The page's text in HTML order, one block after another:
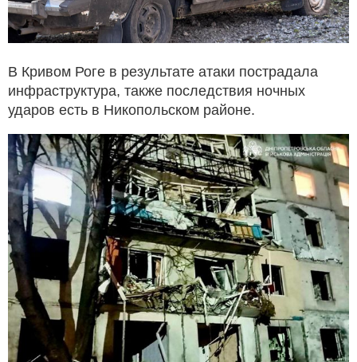
В Кривом Роге в результате атаки пострадала
инфраструктура, также последствия ночных
ударов есть в Никопольском районе.